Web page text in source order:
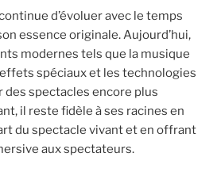
d’évoluer avec le temps
essence originale. Aujourd’hui,
modernes tels que la musique
spéciaux et les technologies
des spectacles encore plus
il reste fidèle à ses racines en
du spectacle vivant et en offrant
aux spectateurs.